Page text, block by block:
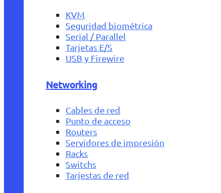
KVM
Seguridad biométrica
Serial / Parallel
Tarjetas E/S
USB y Firewire
Networking
Cables de red
Punto de acceso
Routers
Servidores de impresión
Racks
Switchs
Tarjestas de red